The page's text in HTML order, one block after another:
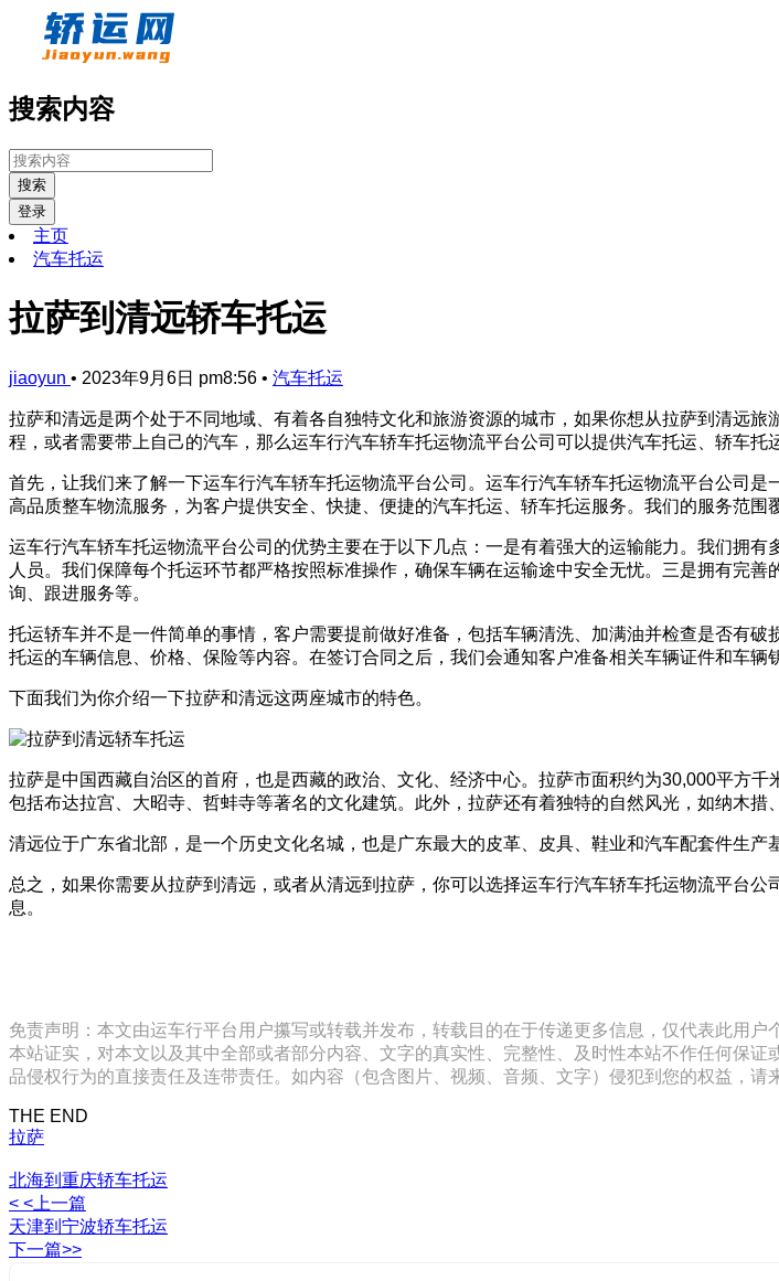
搜索内容
搜索
登录
主页
汽车托运
拉萨到清远轿车托运
jiaoyun • 2023年9月6日 pm8:56 • 汽车托运
拉萨和清远是两个处于不同地域、有着各自独特文化和旅游资源的城市，如果你想从拉萨到清远
程，或者需要带上自己的汽车，那么运车行汽车轿车托运物流平台公司可以提供汽车托运、轿车
首先，让我们来了解一下运车行汽车轿车托运物流平台公司。运车行汽车轿车托运物流平台公司
高品质整车物流服务，为客户提供安全、快捷、便捷的汽车托运、轿车托运服务。我们的服务范围
运车行汽车轿车托运物流平台公司的优势主要在于以下几点：一是有着强大的运输能力。我们拥
人员。我们保障每个托运环节都严格按照标准操作，确保车辆在运输途中安全无忧。三是拥有完
询、跟进服务等。
托运轿车并不是一件简单的事情，客户需要提前做好准备，包括车辆清洗、加满油并检查是否有
托运的车辆信息、价格、保险等内容。在签订合同之后，我们会通知客户准备相关车辆证件和车辆
下面我们为你介绍一下拉萨和清远这两座城市的特色。
拉萨是中国西藏自治区的首府，也是西藏的政治、文化、经济中心。拉萨市面积约为30,000平方
包括布达拉宫、大昭寺、哲蚌寺等著名的文化建筑。此外，拉萨还有着独特的自然风光，如纳木措
清远位于广东省北部，是一个历史文化名城，也是广东最大的皮革、皮具、鞋业和汽车配套件生
总之，如果你需要从拉萨到清远，或者从清远到拉萨，你可以选择运车行汽车轿车托运物流平台
息。
免责声明：本文由运车行平台用户攥写或转载并发布，转载目的在于传递更多信息，仅代表此用
本站证实，对本文以及其中全部或者部分内容、文字的真实性、完整性、及时性本站不作任何保
品侵权行为的直接责任及连带责任。如内容（包含图片、视频、音频、文字）侵犯到您的权益，
THE END
拉萨
北海到重庆轿车托运
< <上一篇
天津到宁波轿车托运
下一篇>>